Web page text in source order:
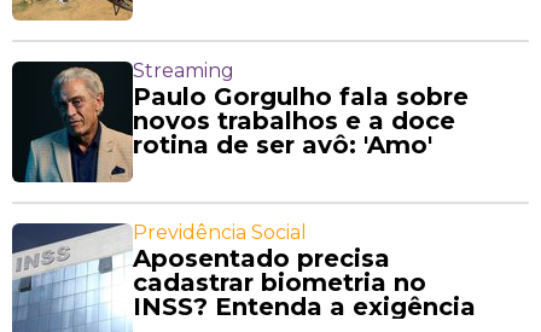
Streaming
Paulo Gorgulho fala sobre
novos trabalhos e a doce
rotina de ser avô: 'Amo'
Previdência Social
Aposentado precisa
cadastrar biometria no
INSS? Entenda a exigência